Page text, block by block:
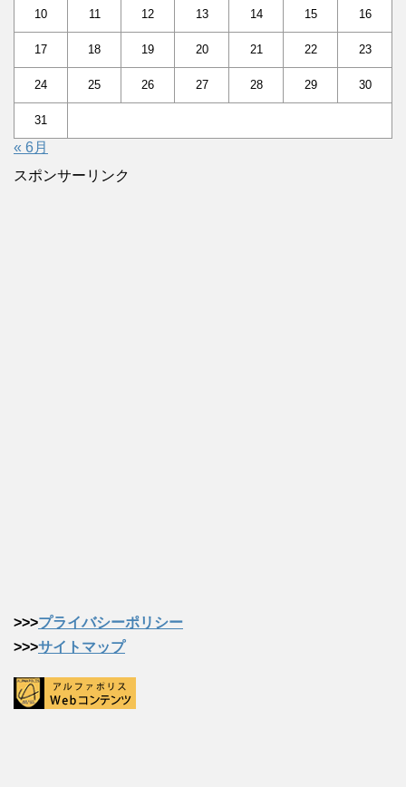
10 11 12 13 14 15 16
17 18 19 20 21 22 23
24 25 26 27 28 29 30
31
« 6月
スポンサーリンク
>>>プライバシーポリシー
>>>サイトマップ